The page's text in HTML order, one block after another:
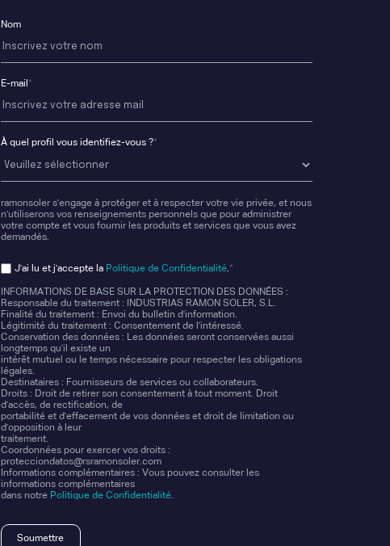
Nom
E-mail *
À quel profil vous identifiez-vous ?*
ramonsoler s'engage à protéger et à respecter votre vie privée, et nous
n'utiliserons vos renseignements personnels que pour administrer
votre compte et vous fournir les produits et services que vous avez
demandés.
J'ai lu et j'accepte la Politique de Confidentialité.*
INFORMATIONS DE BASE SUR LA PROTECTION DES DONNÉES :
Responsable du traitement : INDUSTRIAS RAMON SOLER, S.L.
Finalité du traitement : Envoi du bulletin d'information.
Légitimité du traitement : Consentement de l'intéressé.
Conservation des données : Les données seront conservées aussi
longtemps qu'il existe un
intérêt mutuel ou le temps nécessaire pour respecter les obligations
légales.
Destinataires : Fournisseurs de services ou collaborateurs.
Droits : Droit de retirer son consentement à tout moment. Droit
d'accès, de rectification, de
portabilité et d'effacement de vos données et droit de limitation ou
d'opposition à leur
traitement.
Coordonnées pour exercer vos droits :
protecciondatos@rsramonsoler.com
Informations complémentaires : Vous pouvez consulter les
informations complémentaires
dans notre Politique de Confidentialité.